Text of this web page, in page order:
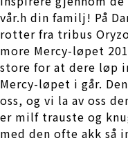
vår.h din familj! På
rotter fra tribus
more Mercy-løpet
store for at dere løp
Mercy-løpet i går.
oss, og vi la av oss
er milf trauste og
med den ofte akk så